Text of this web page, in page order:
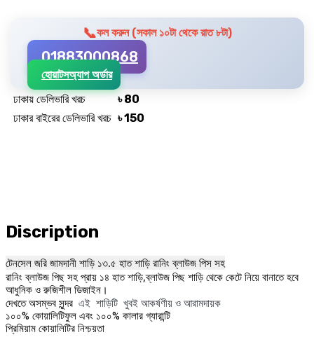
📞কল করুন (সকাল ১০টা থেকে রাত ৮টা)
01883000868
হোয়াটসঅ্যাপ অর্ডার
ঢাকায় ডেলিভারি খরচ
৳ 80
ঢাকার বাইরের ডেলিভারি খরচ ৳ 150
Discription
টেনসেল জরি জামদানী শাড়ি ১৩.৫ হাত শাড়ি রানিং ব্লাউজ পিস সহ
রানিং ব্লাউজ পিছ সহ প্রায় ১৪ হাত শাড়ি,ব্লাউজ পিছ শাড়ি থেকে কেটে নিয়ে বানাতে হবে
আধুনিক ও রুজিশীল ডিজাইন।
দেখতে অসম্ভব সুন্দর এই শাড়িটি খুবই আকর্ষণীয় ও আরামদায়ক
১০০% কোয়ালিটিফুল এবং ১০০% কালার গ্যারান্টি
প্রিমিয়াম কোয়ালিটির নিশ্চয়তা